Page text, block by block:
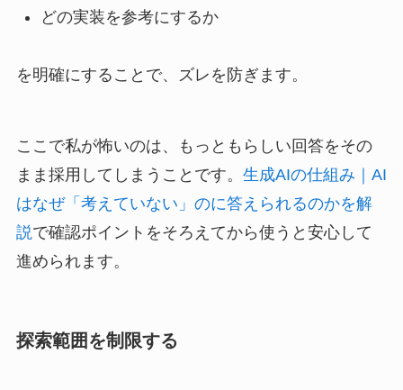
どの実装を参考にするか
を明確にすることで、ズレを防ぎます。
ここで私が怖いのは、もっともらしい回答をその
まま採用してしまうことです。 生成AIの仕組み｜AI
はなぜ「考えていない」のに答えられるのかを解
説で確認ポイントをそろえてから使うと安心して
進められます。
探索範囲を制限する